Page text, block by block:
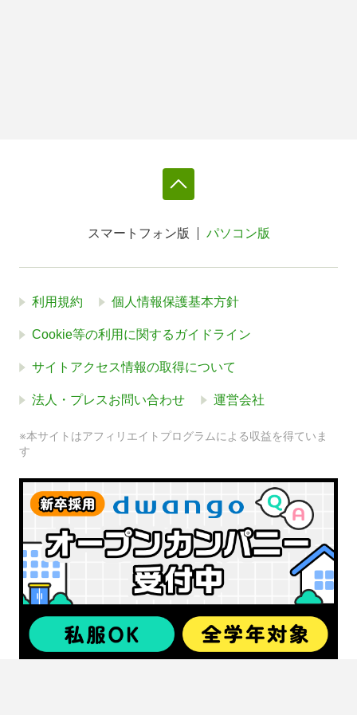
スマートフォン版 パソコン版
利用規約 個人情報保護基本方針
Cookie等の利用に関するガイドライン
サイトアクセス情報の取得について
法人・プレスお問い合わせ 運営会社
※本サイトはアフィリエイトプログラムによる収益を得ていま
す